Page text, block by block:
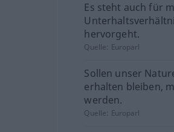
Es steht auch für
hervorgeht.
Quelle: Europarl
Sollen unser
erhalten bleiben,
werden.
Quelle: Europarl